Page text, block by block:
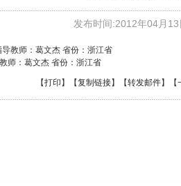
发布时间:2012年04月
师：葛文杰 省份：浙江省
【打印 】【复制链接】【转发邮件】